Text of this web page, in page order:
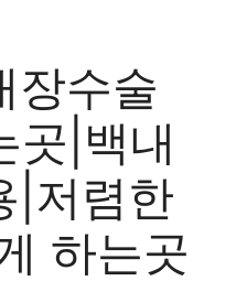
장수술
곳|백내
|저렴한
하는곳